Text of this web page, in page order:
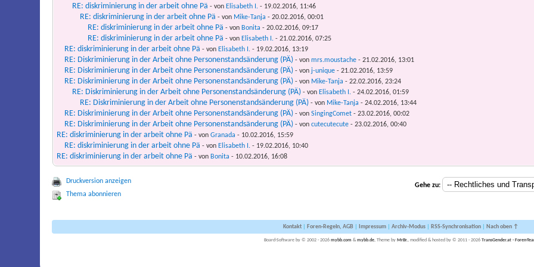
RE: diskriminierung in der arbeit ohne Pä - von Elisabeth I.- 19.02.2016, 11:46
RE: diskriminierung in der arbeit ohne Pä - von Mike-Tanja - 20.02.2016, 00:01
RE: diskriminierung in der arbeit ohne Pä - von Bonita - 20.02.2016, 09:17
RE: diskriminierung in der arbeit ohne Pä - von Elisabeth I.- 21.02.2016, 07:25
RE: diskriminierung in der arbeit ohne Pä - von Elisabeth I.- 19.02.2016, 13:19
RE: Diskriminierung in der Arbeit ohne Personenstandsänderung (PÄ) - von mrs.moustache- 21.02.2016, 13:01
RE: Diskriminierung in der Arbeit ohne Personenstandsänderung (PÄ) - von j-unique- 21.02.2016, 13:59
RE: Diskriminierung in der Arbeit ohne Personenstandsänderung (PÄ) - von Mike-Tanja - 22.02.2016, 23:24
RE: Diskriminierung in der Arbeit ohne Personenstandsänderung (PÄ) - von Elisabeth I.- 24.02.2016, 01:59
RE: Diskriminierung in der Arbeit ohne Personenstandsänderung (PÄ) - von Mike-Tanja - 24.02.2016, 13:44
RE: Diskriminierung in der Arbeit ohne Personenstandsänderung (PÄ) - von SingingComet- 23.02.2016, 00:02
RE: Diskriminierung in der Arbeit ohne Personenstandsänderung (PÄ) - von cutecutecute- 23.02.2016, 00:40
RE: diskriminierung in der arbeit ohne Pä - von Granada - 10.02.2016, 15:59
RE: diskriminierung in der arbeit ohne Pä - von Elisabeth I.- 19.02.2016, 10:40
RE: diskriminierung in der arbeit ohne Pä - von Bonita - 10.02.2016, 16:08
Druckversion anzeigen
Thema abonnieren
Gehe zu:
Kontakt| Foren-Regeln, AGB| Impressum| Archiv-Modus| RSS-Synchronisation| Nach oben ↑
Board-Software by © 2002 - 2026 mybb.com & mybb.de, Theme by MrBr., modified & hosted by © 2011 - 2026 TransGender.at - Foren-